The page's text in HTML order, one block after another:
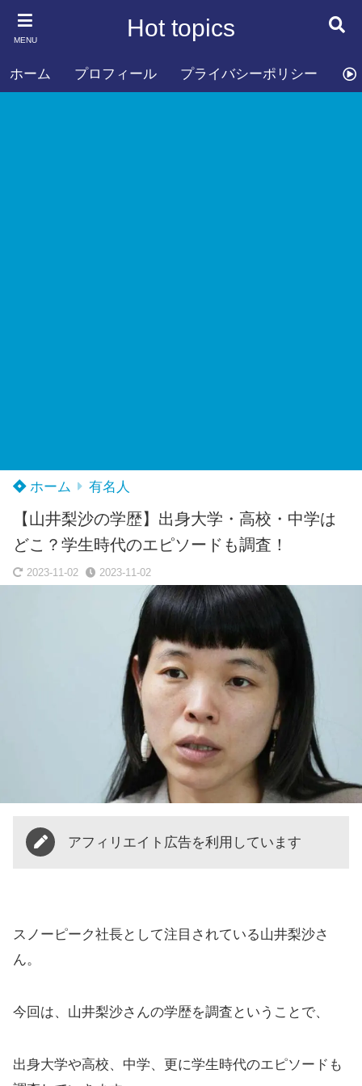
MENU Hot topics
ホーム プロフィール プライバシーポリシー お
ホーム 有名人
【山井梨沙の学歴】出身大学・高校・中学は
どこ？学生時代のエピソードも調査！
2023-11-02 2023-11-02
アフィリエイト広告を利用しています
スノーピーク社長として注目されている山井梨沙さ
ん。
今回は、山井梨沙さんの学歴を調査ということで、
出身大学や高校、中学、更に学生時代のエピソードも